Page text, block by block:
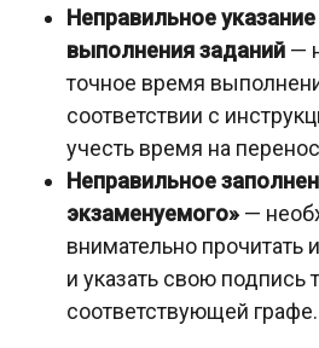
Неправильное
выполнения заданий —
точное время
соответствии с
учесть время на
Неправильное
экзаменуемого» —
внимательно прочитать
и указать свою подпись
соответствующей графе.